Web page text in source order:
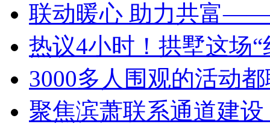
联动暖心 助力共富——
热议4小时！拱墅这场
3000多人围观的活动
聚焦滨萧联系通道建